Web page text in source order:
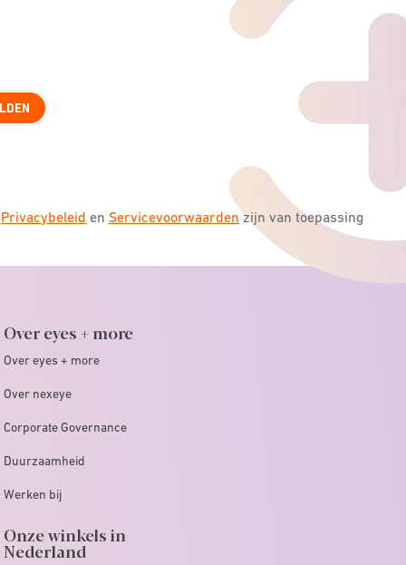
Privacybeleid en Servicevoorwaardenzijn van toepassing
Over eyes + more
Over eyes + more
Over nexeye
Corporate Governance
Duurzaamheid
Werken bij
Onze winkels in
Nederland